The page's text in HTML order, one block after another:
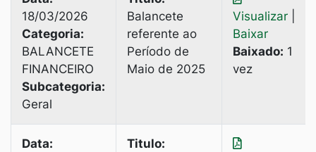
18/03/2026
Categoria:
BALANCETE
FINANCEIRO
Subcategoria:
Geral
Balancete
referente ao
Período de
Maio de 2025
Visualizar
Baixar
Baixado: 1
vez
Data:
Titulo: